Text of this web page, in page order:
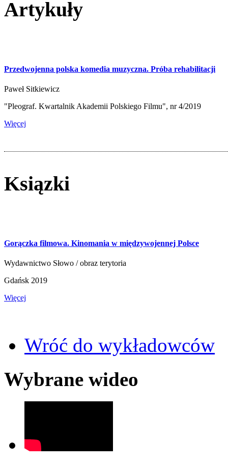
Artykuły
Przedwojenna polska komedia muzyczna. Próba rehabilitacji
Paweł Sitkiewicz
"Pleograf. Kwartalnik Akademii Polskiego Filmu", nr 4/2019
Więcej
Ksiązki
Gorączka filmowa. Kinomania w międzywojennej Polsce
Wydawnictwo Słowo / obraz terytoria
Gdańsk 2019
Więcej
Wróć do wykładowców
Wybrane wideo